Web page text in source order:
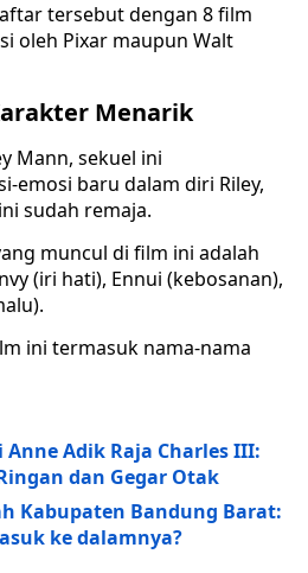
tersebut dengan 8 film
oleh Pixar maupun Walt
Menarik
Mann, sekuel ini
emosi baru dalam diri Riley,
sudah remaja.
muncul di film ini adalah
(iri hati), Ennui (kebosanan),
ini termasuk nama-nama
Adik Raja Charles III:
dan Gegar Otak
Kabupaten Bandung Barat:
ke dalamnya?